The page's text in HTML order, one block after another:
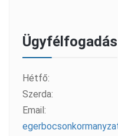
Ügyfélfogadás
Hétfő:
Szerda:
Email: